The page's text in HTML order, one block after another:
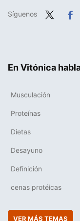
Síguenos
En Vitónica
Musculación
Proteínas
Dietas
Desayuno
Definición
cenas protéicas
VER MÁS TEMAS